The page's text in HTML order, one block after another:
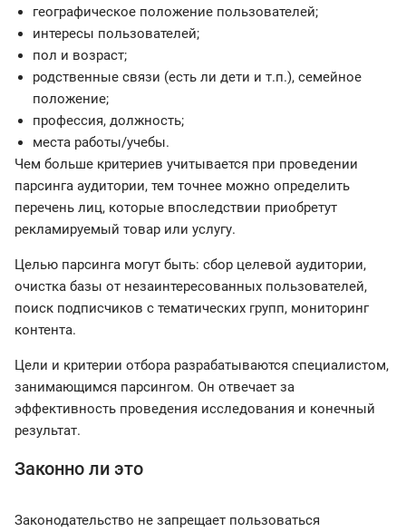
географическое положение пользователей;
интересы пользователей;
пол и возраст;
родственные связи (есть ли дети и т.п.), семейное
положение;
профессия, должность;
места работы/учебы.
Чем больше критериев учитывается при проведении
парсинга аудитории, тем точнее можно определить
перечень лиц, которые впоследствии приобретут
рекламируемый товар или услугу.
Целью парсинга могут быть: сбор целевой аудитории,
очистка базы от незаинтересованных пользователей,
поиск подписчиков с тематических групп, мониторинг
контента.
Цели и критерии отбора разрабатываются специалистом,
занимающимся парсингом. Он отвечает за
эффективность проведения исследования и конечный
результат.
Законно ли это
Законодательство не запрещает пользоваться